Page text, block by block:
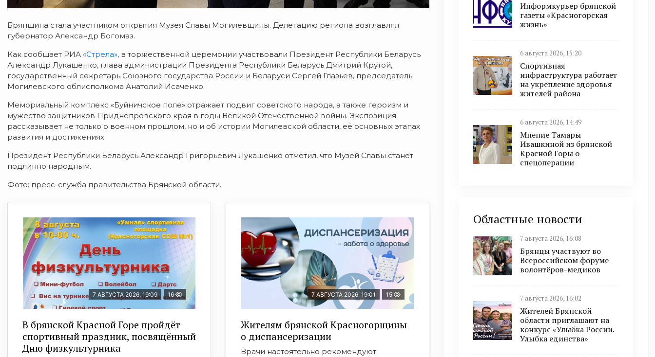
Брянщина стала участником открытия Музея Славы Могилевщины. Делегацию региона возглавлял
губернатор Александр Богомаз.
Как сообщает РИА «Стрела», в торжественной церемонии участвовали Президент Республики Беларусь
Александр Лукашенко, глава администрации Президента Республики Беларусь Дмитрий Крутой,
государственный секретарь Союзного государства России и Беларуси Сергей Глазьев, председатель
Могилевского облисполкома Анатолий Исаченко.
Мемориальный комплекс «Буйничское поле» отражает подвиг советского народа, а также героизм и
мужество защитников Приднепровского края в годы Великой Отечественной войны. Экспозиция
рассказывает не только о военном прошлом, но и об истории Могилевской области, её основных этапах
развития и достижениях.
Президент Республики Беларусь Александр Григорьевич Лукашенко отметил, что Музей Славы станет
подлинно народным.
Фото: пресс-служба правительства Брянской области.
7 АВГУСТА 2026, 19:09 16
В брянской Красной Горе пройдёт
спортивный праздник, посвящённый
Дню физкультурника
7 АВГУСТА 2026, 19:01 15
Жителям брянской Красногорщины
о диспансеризации
Врачи настоятельно рекомендуют
Информкурьер брянской
газеты «Красногорская
жизнь»
6 августа 2026, 15:20
Спортивная
инфраструктура работает
на укрепление здоровья
жителей района
6 августа 2026, 14:49
Мнение Тамары
Ивашкиной из брянской
Красной Горы о
спецоперации
Областные новости
7 августа 2026, 16:08
Брянцы участвуют во
Всероссийском форуме
волонтёров-медиков
7 августа 2026, 16:02
Жителей Брянской
области приглашают на
конкурс «Улыбка России.
Улыбка единства»